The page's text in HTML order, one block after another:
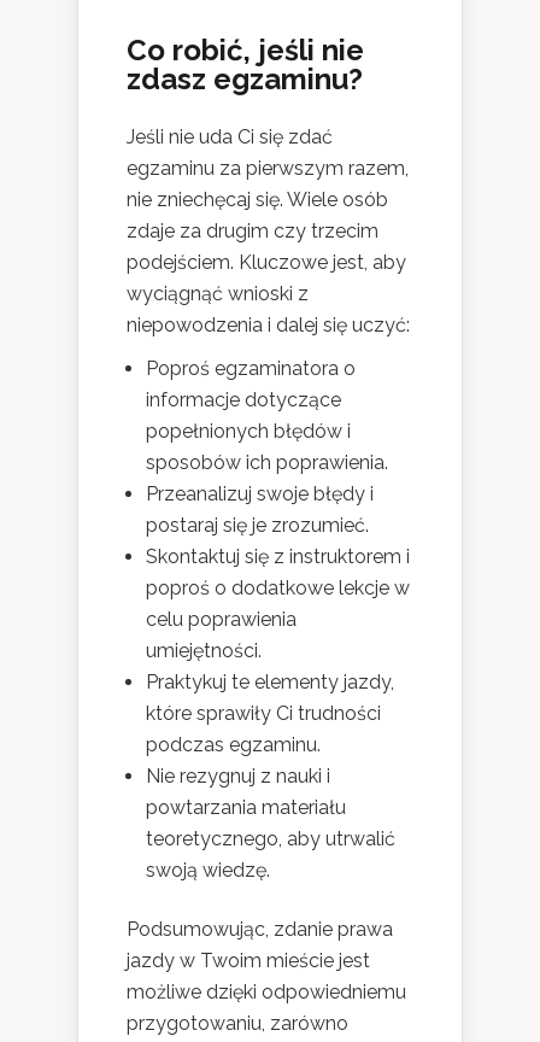
Co robić, jeśli nie
zdasz egzaminu?
Jeśli nie uda Ci się zdać
egzaminu za pierwszym razem,
nie zniechęcaj się. Wiele osób
zdaje za drugim czy trzecim
podejściem. Kluczowe jest, aby
wyciągnąć wnioski z
niepowodzenia i dalej się uczyć:
Poproś egzaminatora o
informacje dotyczące
popełnionych błędów i
sposobów ich poprawienia.
Przeanalizuj swoje błędy i
postaraj się je zrozumieć.
Skontaktuj się z instruktorem i
poproś o dodatkowe lekcje w
celu poprawienia
umiejętności.
Praktykuj te elementy jazdy,
które sprawiły Ci trudności
podczas egzaminu.
Nie rezygnuj z nauki i
powtarzania materiału
teoretycznego, aby utrwalić
swoją wiedzę.
Podsumowując, zdanie prawa
jazdy w Twoim mieście jest
możliwe dzięki odpowiedniemu
przygotowaniu, zarówno